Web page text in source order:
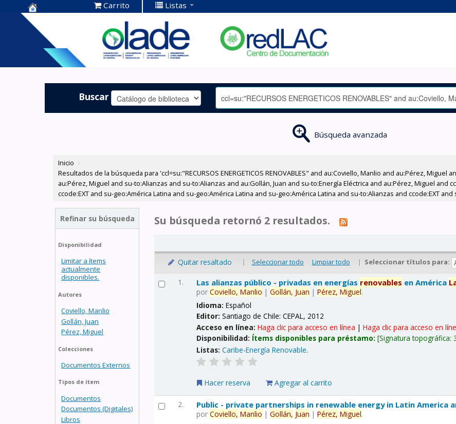
Centro de
Documentación
OLADE -
Carrito Listas
Buscar
Búsqueda avanzada
Inicio ›
Resultados de la búsqueda para 'ccl=su:"RECURSOS ENERGETICOS RENOVABLES" and au:Coviello, Manlio and au:Pérez, Miguel
au:Pérez, Miguel and su-to:Alianzas and su-to:Alianzas and au:Gollán, Juan and su-to:Energía Eléctrica and au:Pérez, Miguel and
ccode:EXT and su-geo:América Latina and su-geo:América Latina and su-geo:América Latina and su-to:Alianzas and ccode:EXT
Refinar su búsqueda
Disponibilidad
Limitar a ítems
actualmente
disponibles.
Autores
Coviello, Manlio
Gollán, Juan
Pérez, Miguel
Colecciones
Documentos Externos
Tipos de ítem
Documentos
Documentos (Digitales)
Libros
Su búsqueda retornó 2 resultados.
Quitar resaltado | Seleccionar todo Limpiar todo | Seleccionar títulos para:
1. Las alianzas público - privadas en energías renovables en América
porCoviello, Manlio |Gollán, Juan |Pérez, Miguel.
Idioma:Español
Editor:Santiago de Chile: CEPAL, 2012
Acceso en línea:Haga clic para acceso en línea |Haga clic para acceso en
Disponibilidad: Ítems disponibles para préstamo: Signatura topográfica:
Listas: Caribe-Energía Renovable.
Hacer reserva Agregar al carrito
2. Public - private partnerships in renewable energy in Latin America
porCoviello, Manlio |Gollán, Juan |Pérez, Miguel.